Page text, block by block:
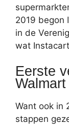
2019 begon
in de
wat
Eerste
Walmart
Want ook in
stappen